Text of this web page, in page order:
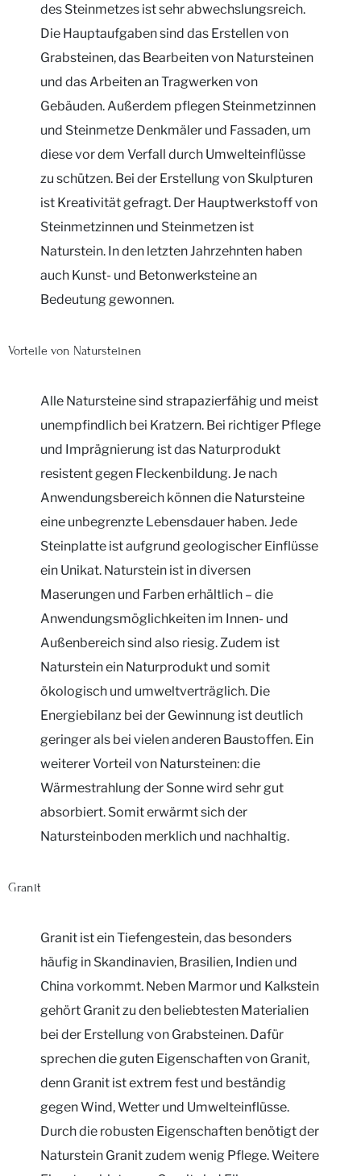
des Steinmetzes ist sehr abwechslungsreich.
Die Hauptaufgaben sind das Erstellen von
Grabsteinen, das Bearbeiten von Natursteinen
und das Arbeiten an Tragwerken von
Gebäuden. Außerdem pflegen Steinmetzinnen
und Steinmetze Denkmäler und Fassaden, um
diese vor dem Verfall durch Umwelteinflüsse
zu schützen. Bei der Erstellung von Skulpturen
ist Kreativität gefragt. Der Hauptwerkstoff von
Steinmetzinnen und Steinmetzen ist
Naturstein. In den letzten Jahrzehnten haben
auch Kunst- und Betonwerksteine an
Bedeutung gewonnen.
Vorteile von Natursteinen
Alle Natursteine sind strapazierfähig und meist
unempfindlich bei Kratzern. Bei richtiger Pflege
und Imprägnierung ist das Naturprodukt
resistent gegen Fleckenbildung. Je nach
Anwendungsbereich können die Natursteine
eine unbegrenzte Lebensdauer haben. Jede
Steinplatte ist aufgrund geologischer Einflüsse
ein Unikat. Naturstein ist in diversen
Maserungen und Farben erhältlich – die
Anwendungsmöglichkeiten im Innen- und
Außenbereich sind also riesig. Zudem ist
Naturstein ein Naturprodukt und somit
ökologisch und umweltverträglich. Die
Energiebilanz bei der Gewinnung ist deutlich
geringer als bei vielen anderen Baustoffen. Ein
weiterer Vorteil von Natursteinen: die
Wärmestrahlung der Sonne wird sehr gut
absorbiert. Somit erwärmt sich der
Natursteinboden merklich und nachhaltig.
Granit
Granit ist ein Tiefengestein, das besonders
häufig in Skandinavien, Brasilien, Indien und
China vorkommt. Neben Marmor und Kalkstein
gehört Granit zu den beliebtesten Materialien
bei der Erstellung von Grabsteinen. Dafür
sprechen die guten Eigenschaften von Granit,
denn Granit ist extrem fest und beständig
gegen Wind, Wetter und Umwelteinflüsse.
Durch die robusten Eigenschaften benötigt der
Naturstein Granit zudem wenig Pflege. Weitere